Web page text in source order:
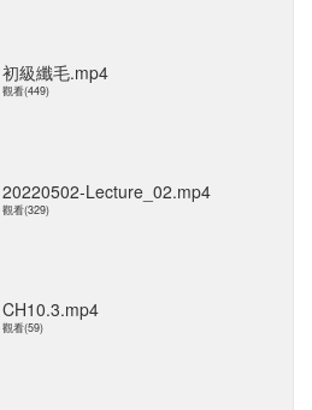
初級纖毛.mp4
觀看(449)
20220502-Lecture_02.mp4
觀看(329)
CH10.3.mp4
觀看(59)